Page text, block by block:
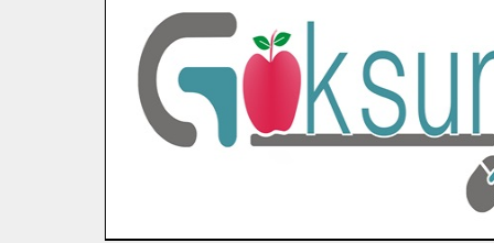
İlçe Jandarma Komutanı Karakaya’dan
Bertiz’in Yeni Köprüsünde Sona Doğru.